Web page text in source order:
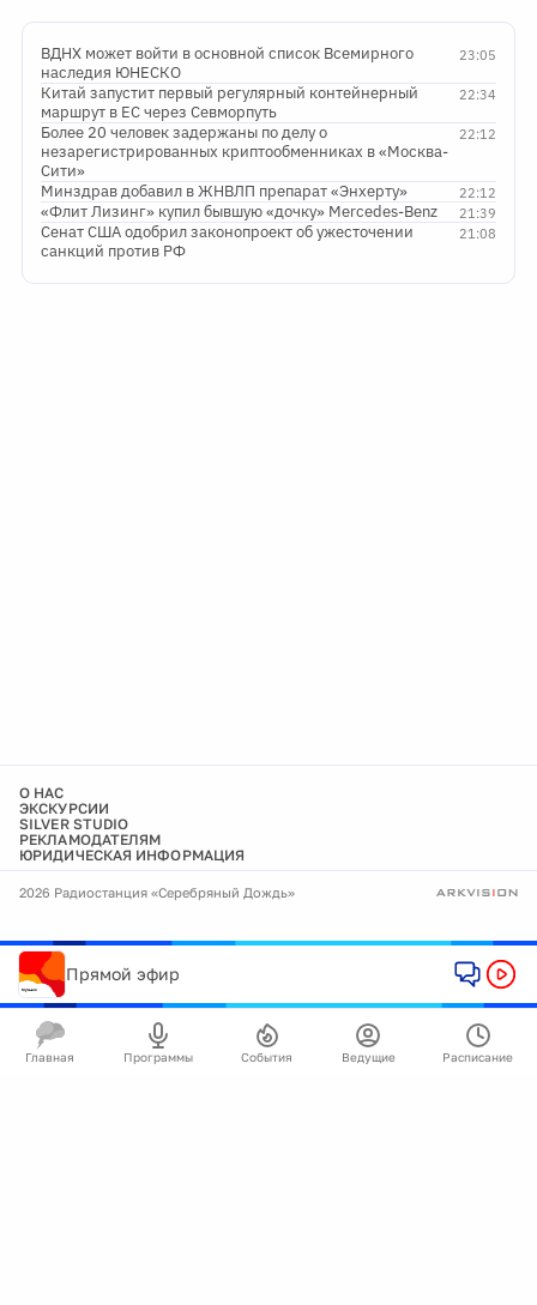
23:05
ВДНХ может войти в основной список Всемирного
наследия ЮНЕСКО
22:34
Китай запустит первый регулярный контейнерный
маршрут в ЕС через Севморпуть
22:12
Более 20 человек задержаны по делу о
незарегистрированных криптообменниках в «Москва-
Сити»
22:12
Минздрав добавил в ЖНВЛП препарат «Энхерту»
21:39
«Флит Лизинг» купил бывшую «дочку» Mercedes-Benz
21:08
Сенат США одобрил законопроект об ужесточении
санкций против РФ
О НАС
ЭКСКУРСИИ
SILVER STUDIO
РЕКЛАМОДАТЕЛЯМ
ЮРИДИЧЕСКАЯ ИНФОРМАЦИЯ
2026 Радиостанция «Серебряный Дождь»
Прямой эфир
Главная Программы События Ведущие Расписание